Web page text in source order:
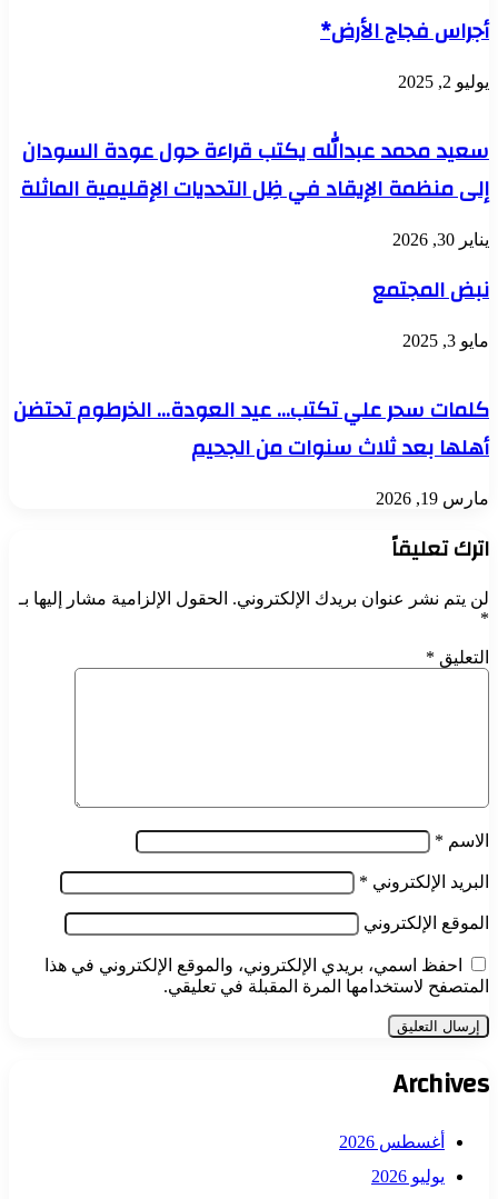
أجراس فجاج الأرض*
يوليو 2, 2025
سعيد محمد عبدالله يكتب قراءة حول عودة السودان
إلى منظمة الإيقاد في ظِل التحديات الإقليمية الماثلة
يناير 30, 2026
نبض المجتمع
مايو 3, 2025
كلمات سحر علي تكتب… عيد العودة… الخرطوم تحتضن
أهلها بعد ثلاث سنوات من الجحيم
مارس 19, 2026
اترك تعليقاً
لن يتم نشر عنوان بريدك الإلكتروني. الحقول الإلزامية مشار إليها بـ
*
التعليق *
الاسم *
البريد الإلكتروني *
الموقع الإلكتروني
احفظ اسمي، بريدي الإلكتروني، والموقع الإلكتروني في هذا
المتصفح لاستخدامها المرة المقبلة في تعليقي.
Archives
أغسطس 2026
يوليو 2026